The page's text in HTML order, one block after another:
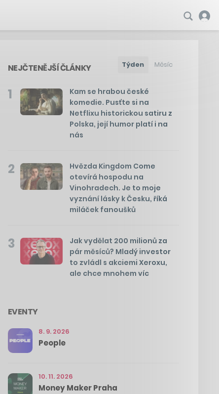
NEJČTENĚJŠÍ ČLÁNKY Týden Měsíc
1
Kam se hrabou české
komedie. Pusťte si na
Netflixu historickou satiru z
Polska, její humor platí i na
nás
2
Hvězda Kingdom Come
otevírá hospodu na
Vinohradech. Je to moje
vyznání lásky k Česku, říká
miláček fanoušků
3
Jak vydělat 200 milionů za
pár měsíců? Mladý investor
to zvládl s akciemi Xeroxu,
ale chce mnohem víc
EVENTY
8. 9. 2026
People
10. 11. 2026
Money Maker Praha